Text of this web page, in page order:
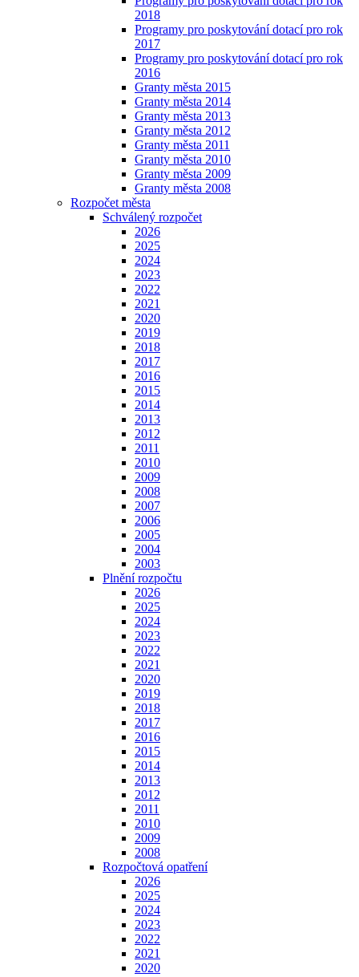
2018
Programy pro poskytování dotací pro rok
2017
Programy pro poskytování dotací pro rok
2016
Granty města 2015
Granty města 2014
Granty města 2013
Granty města 2012
Granty města 2011
Granty města 2010
Granty města 2009
Granty města 2008
Rozpočet města
Schválený rozpočet
2026
2025
2024
2023
2022
2021
2020
2019
2018
2017
2016
2015
2014
2013
2012
2011
2010
2009
2008
2007
2006
2005
2004
2003
Plnění rozpočtu
2026
2025
2024
2023
2022
2021
2020
2019
2018
2017
2016
2015
2014
2013
2012
2011
2010
2009
2008
Rozpočtová opatření
2026
2025
2024
2023
2022
2021
2020